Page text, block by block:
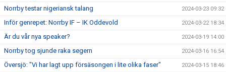
Norrby testar nigeriansk talang 2024-03-23 09:32
Inför genrepet: Norrby IF – IK Oddevold 2024-03-22 18:34
Är du vår nya speaker? 2024-03-19 14:00
Norrby tog sjunde raka segern 2024-03-16 16:54
Översjö: "Vi har lagt upp försäsongen i lite olika faser" 2024-03-15 18:46